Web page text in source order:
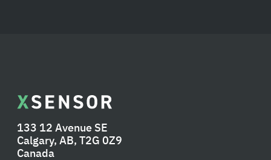
133 12 Avenue SE
Calgary, AB, T2G 0Z9
Canada